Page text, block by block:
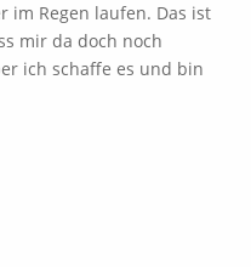
im Regen laufen. Das ist
mir da doch noch
ich schaffe es und bin